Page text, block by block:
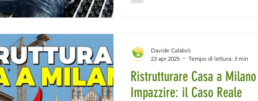
riscaldamento domestico, l'impianto
Ristrutturare Casa a Milano
Impazzire: il Caso Reale
Davide Calabrò
23 apr 2025
Tempo di lettura: 3 min